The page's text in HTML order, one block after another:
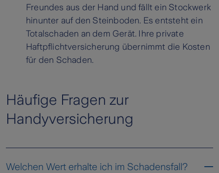
Freundes aus der Hand und fällt ein Stockwerk
hinunter auf den Steinboden. Es entsteht ein
Totalschaden an dem Gerät. Ihre private
Haftpflichtversicherung übernimmt die Kosten
für den Schaden.
Häufige Fragen zur
Handyversicherung
Welchen Wert erhalte ich im Schadensfall?